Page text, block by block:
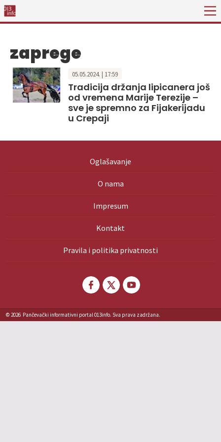
zaprege
05.05.2024. | 17:59
Tradicija držanja lipicanera još
od vremena Marije Terezije –
sve je spremno za Fijakerijadu
u Crepaji
Oglašavanje
O nama
Impresum
Kontakt
Pravila i politika privatnosti
© 2026 Pančevački informativni portal 013info. Sva prava zadržana.